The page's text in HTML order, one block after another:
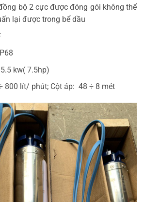
bộ 2 cực được đóng gói không thể
lại được trong bể dầu
kw( 7.5hp)
800 lít/ phút; Cột áp: 48 ÷ 8 mét